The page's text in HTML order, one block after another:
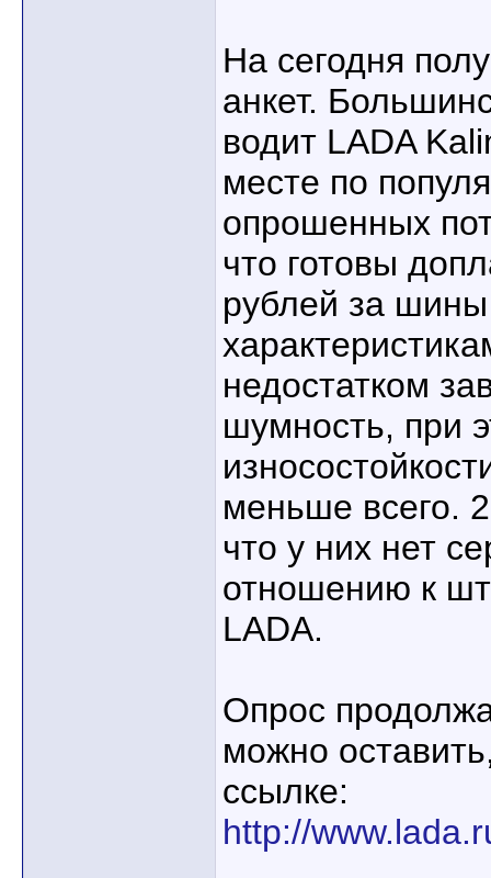
На сегодня
анкет.
водит LADA
месте по
опрошенных
что готовы
рублей за
недостатком
шумность, при
меньше всего.
что у них нет
отношению к
LADA.
Опрос
можно
ссылке:
http://